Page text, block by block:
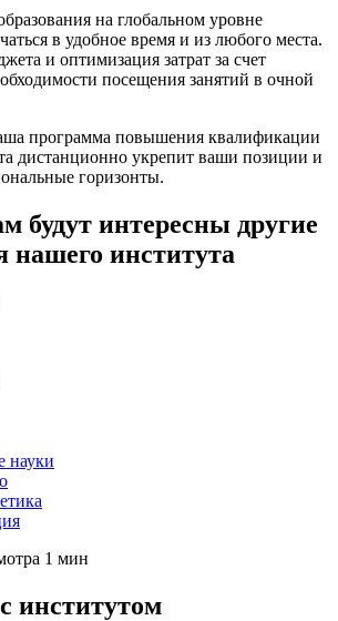
на глобальном уровне
в удобное время и из любого места.
и оптимизация затрат за счет
посещения занятий в очной
программа повышения квалификации
дистанционно укрепит ваши позиции и
горизонты.
будут интересны другие
нашего института
науки
1 мин
институтом